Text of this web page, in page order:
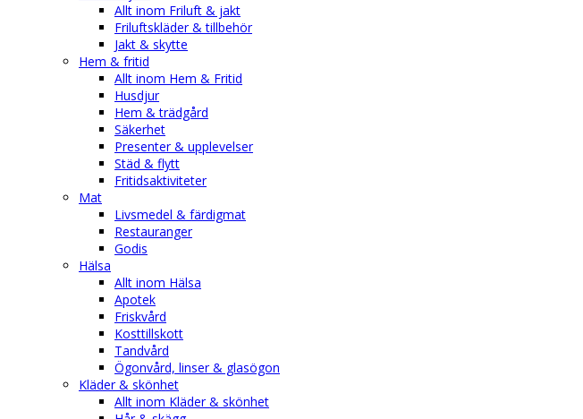
Allt inom Friluft & jakt
Friluftskläder & tillbehör
Jakt & skytte
Hem & fritid
Allt inom Hem & Fritid
Husdjur
Hem & trädgård
Säkerhet
Presenter & upplevelser
Städ & flytt
Fritidsaktiviteter
Mat
Livsmedel & färdigmat
Restauranger
Godis
Hälsa
Allt inom Hälsa
Apotek
Friskvård
Kosttillskott
Tandvård
Ögonvård, linser & glasögon
Kläder & skönhet
Allt inom Kläder & skönhet